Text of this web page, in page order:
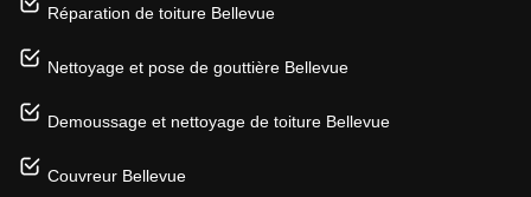
Réparation de toiture Bellevue
Nettoyage et pose de gouttière Bellevue
Demoussage et nettoyage de toiture Bellevue
Couvreur Bellevue